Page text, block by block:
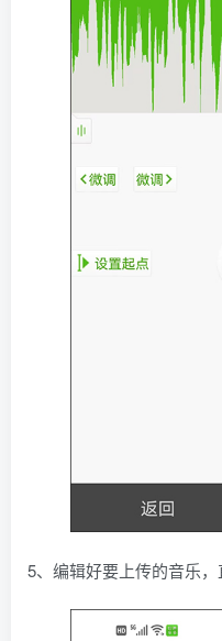
5、编辑好要上传的音乐，